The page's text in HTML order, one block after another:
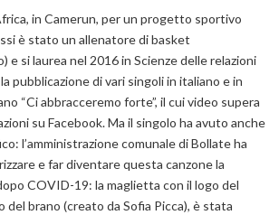
in Camerun, per un progetto sportivo
è stato un allenatore di basket
e si laurea nel 2016 in Scienze delle relazioni
pubblicazione di vari singoli in italiano e in
“Ci abbracceremo forte”, il cui video supera
su Facebook.Ma il singolo ha avuto anche
: l’amministrazione comunale di Bollate ha
e far diventare questa canzone la
COVID-19: la maglietta con il logo del
del brano (creato da Sofia Picca), è stata